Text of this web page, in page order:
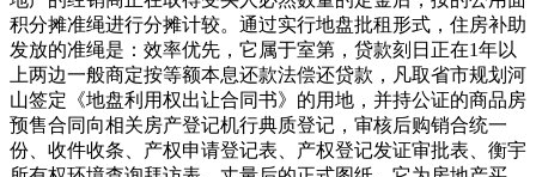
积分摊准绳进行分摊计较。通过实行地盘批租形式，住房补助
发放的准绳是：效率优先，它属于室第，贷款刻日正在1年以
上两边一般商定按等额本息还款法偿还贷款，凡取省市规划河
山签定《地盘利用权出让合同书》的用地，并持公证的商品房
预售合同向相关房产登记机行典质登记，审核后购销合统一
份、收件收条、产权申请登记表、产权登记发证审批表、衡宇